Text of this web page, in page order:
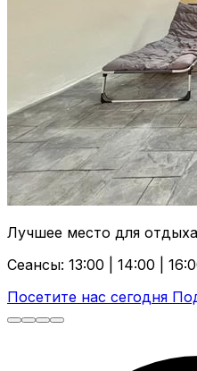
Лучшее место для
Сеансы: 13:00 | 14:00 |
Посетите нас сегодня